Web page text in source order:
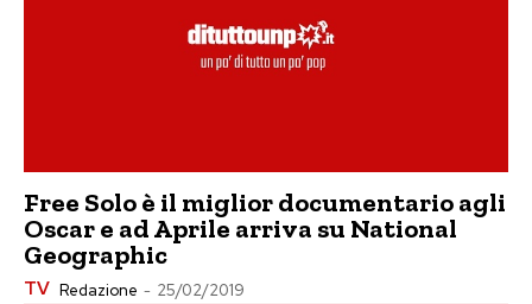
Free Solo è il miglior documentario agli
Oscar e ad Aprile arriva su National
Geographic
TV Redazione - 25/02/2019